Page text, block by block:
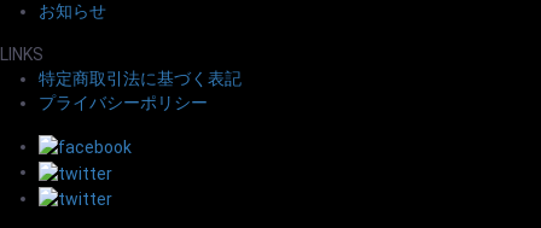
お知らせ
LINKS
特定商取引法に基づく表記
プライバシーポリシー